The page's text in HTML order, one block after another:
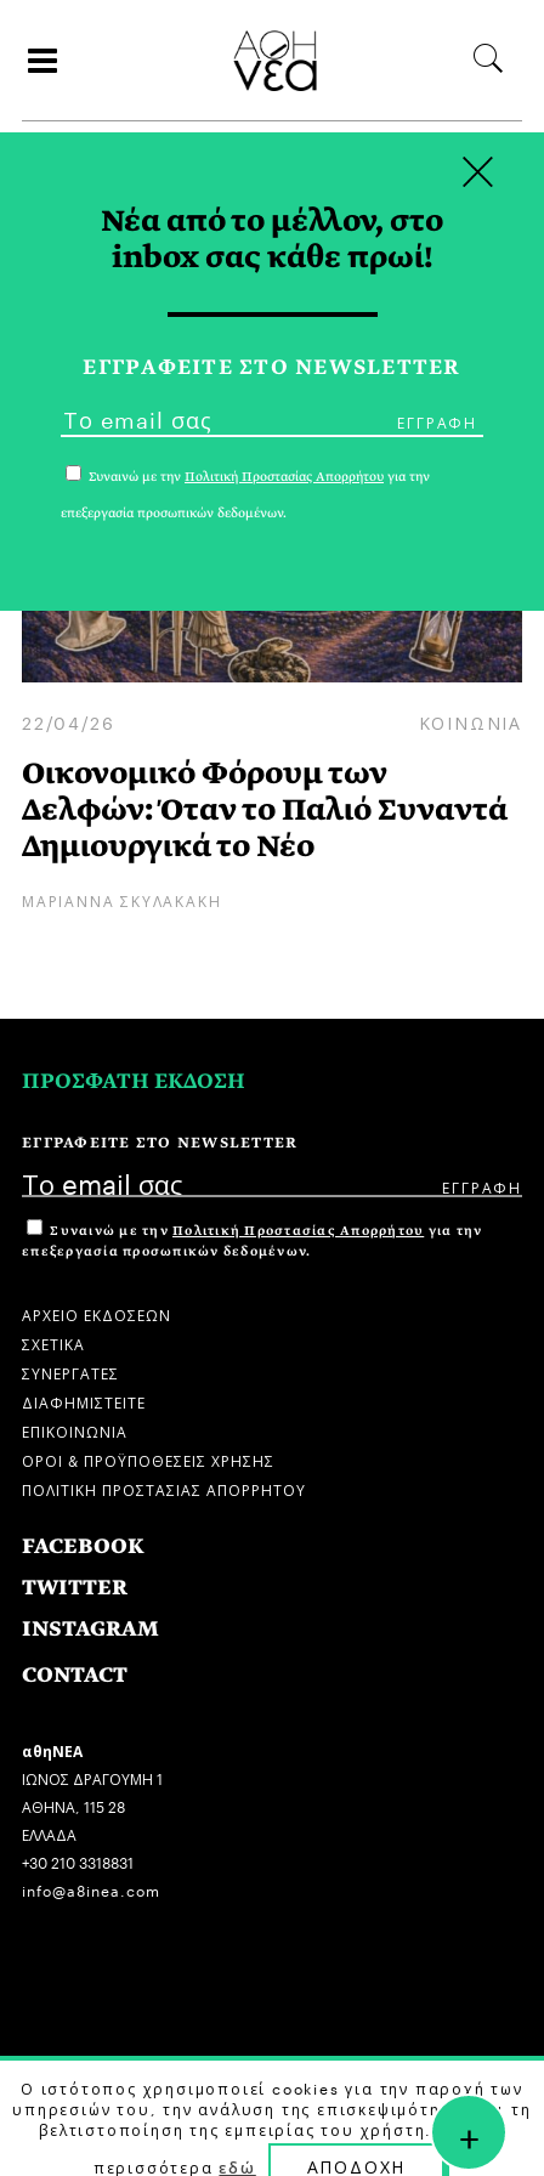
ΑΠΟΛΛΩΝΑΣ TAG
22/04/26 ΚΟΙΝΩΝΙΑ
Οικονομικό Φόρουμ των
Δελφών: Όταν το Παλιό Συναντά
Δημιουργικά το Νέο
ΜΑΡΙΑΝΝΑ ΣΚΥΛΑΚΑΚΗ
ΠΡΟΣΦΑΤΗ ΕΚΔΟΣΗ
ΕΓΓΡΑΦΕΙΤΕ ΣΤΟ NEWSLETTER
Συναινώ με την Πολιτική Προστασίας Απορρήτου για την
επεξεργασία προσωπικών δεδομένων.
ΑΡΧΕΙΟ ΕΚΔΟΣΕΩΝ
ΣΧΕΤΙΚΑ
ΣΥΝΕΡΓΑΤΕΣ
ΔΙΑΦΗΜΙΣΤΕΙΤΕ
ΕΠΙΚΟΙΝΩΝΙΑ
ΟΡΟΙ & ΠΡΟΫΠΟΘΕΣΕΙΣ ΧΡΗΣΗΣ
ΠΟΛΙΤΙΚΗ ΠΡΟΣΤΑΣΙΑΣ ΑΠΟΡΡΗΤΟΥ
FACEBOOK
TWITTER
INSTAGRAM
CONTACT
αθηΝΕΑ
ΙΩΝΟΣ ΔΡΑΓΟΥΜΗ 1
ΑΘΗΝΑ, 115 28
ΕΛΛΑΔΑ
+30 210 3318831
info@a8inea.com
COPYRIGHT © 2026 αθηΝΕΑ, ALL RIGHTS RESERVED.
DESIGN BY G DESIGN STUDIO. DEVELOPED BYB LABS
Ο ιστότοπος χρησιμοποιεί cookies για την παροχή των
υπηρεσιών του, την ανάλυση της επισκεψιμότητας και τη
βελτιστοποίηση της εμπειρίας του χρήστη. Μάθετε
περισσότεραεδώ ΑΠΟΔΟΧΗ
+
Νέα από το μέλλον, στο
inbox σας κάθε πρωί!
ΕΓΓPΑΦΕΙΤΕ ΣΤΟ NEWSLETTER
Συναινώ με την Πολιτική Προστασίας Απορρήτου για την
επεξεργασία προσωπικών δεδομένων.
×